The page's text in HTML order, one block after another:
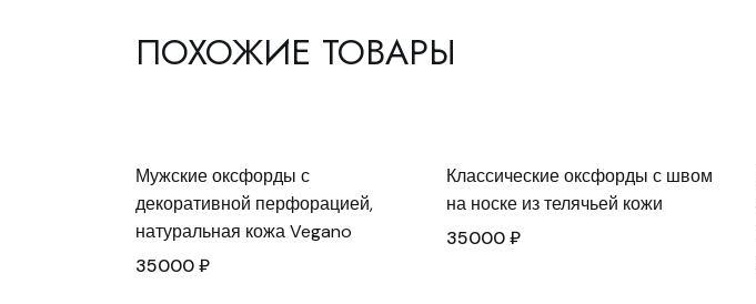
ПОХОЖИЕ ТОВАРЫ
Мужские оксфорды с
декоративной перфорацией,
натуральная кожа Vegano
35000₽
Классические оксфорды с швом
на носке из телячьей кожи
35000₽